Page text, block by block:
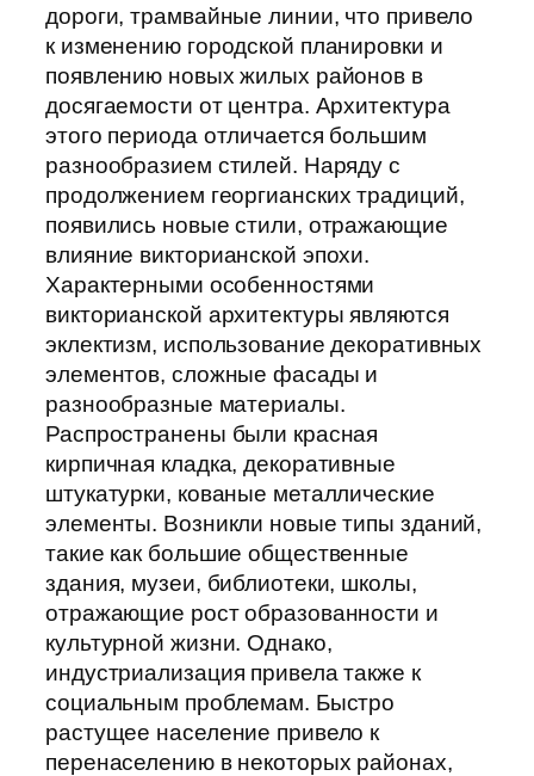
дороги, трамвайные линии, что привело
к изменению городской планировки и
появлению новых жилых районов в
досягаемости от центра. Архитектура
этого периода отличается большим
разнообразием стилей. Наряду с
продолжением георгианских традиций,
появились новые стили, отражающие
влияние викторианской эпохи.
Характерными особенностями
викторианской архитектуры являются
эклектизм, использование декоративных
элементов, сложные фасады и
разнообразные материалы.
Распространены были красная
кирпичная кладка, декоративные
штукатурки, кованые металлические
элементы. Возникли новые типы зданий,
такие как большие общественные
здания, музеи, библиотеки, школы,
отражающие рост образованности и
культурной жизни. Однако,
индустриализация привела также к
социальным проблемам. Быстро
растущее население привело к
перенаселению в некоторых районах,